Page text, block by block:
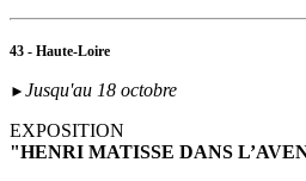
43 - Haute-Loire
► Jusqu'au 18 octobre
EXPOSITION
"HENRI MATISSE DANS